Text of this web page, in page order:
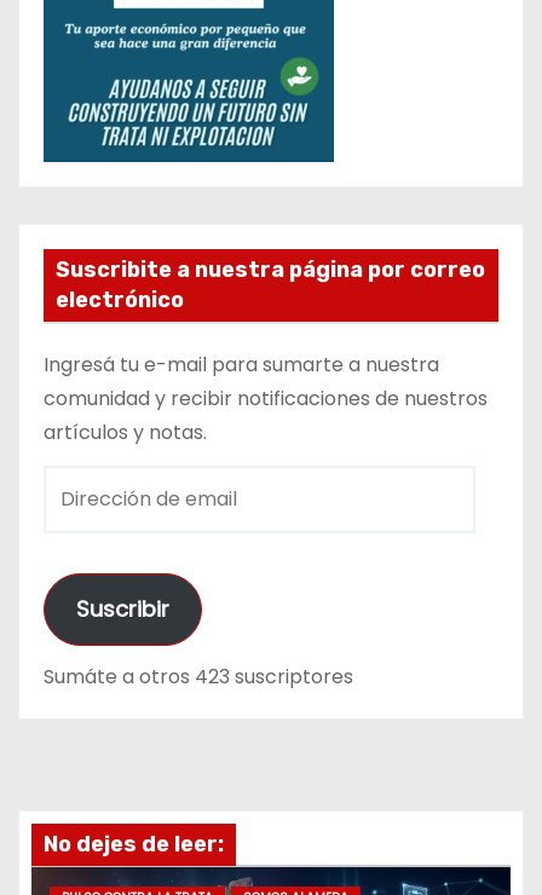
Suscribite a nuestra página por correo
electrónico
Ingresá tu e-mail para sumarte a nuestra
comunidad y recibir notificaciones de nuestros
artículos y notas.
e
c
i
e
e
m
Suscribir
Sumáte a otros 423 suscriptores
No dejes de leer: